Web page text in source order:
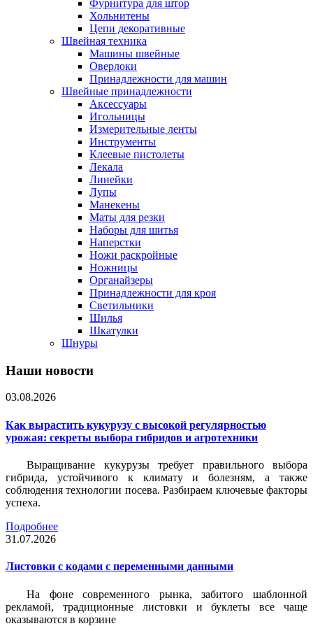
Фурнитура для штор
Хольнитены
Цепи декоративные
Швейная техника
Машины швейные
Оверлоки
Принадлежности для машин
Швейные принадлежности
Аксессуары
Игольницы
Измерительные ленты
Инструменты
Клеевые пистолеты
Лекала
Линейки
Лупы
Манекены
Маты для резки
Наборы для шитья
Наперстки
Ножи раскройные
Ножницы
Органайзеры
Принадлежности для кроя
Светильники
Шилья
Шкатулки
Шнуры
Наши новости
03.08.2026
Как вырастить кукурузу с высокой регулярностью
урожая: секреты выбора гибридов и агротехники
Выращивание кукурузы требует правильного выбора
гибрида, устойчивого к климату и болезням, а также
соблюдения технологии посева. Разбираем ключевые факторы
успеха.
Подробнее
31.07.2026
Листовки c кодами с переменными данными
На фоне современного рынка, забитого шаблонной
рекламой, традиционные листовки и буклеты все чаще
оказываются в корзине